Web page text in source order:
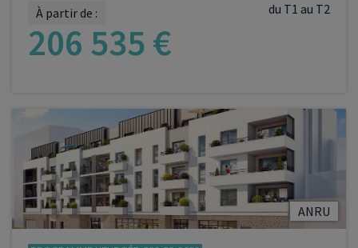
du T1 au T2
À partir de :
206 535 €
VOIR LE PROGRAMME
ANRU